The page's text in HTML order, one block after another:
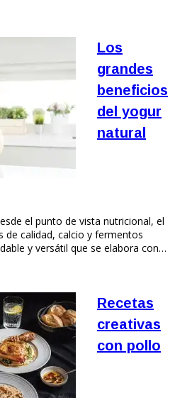
Los
grandes
beneficios
del yogur
natural
el punto de vista nutricional, el
calidad, calcio y fermentos
y versátil que se elabora con…
Recetas
creativas
con pollo